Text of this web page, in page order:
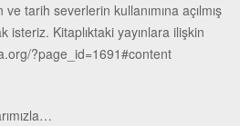
ve tarih severlerin kullanımına açılmış
Kitaplıktaki yayınlara ilişkin
?page_id=1691#content